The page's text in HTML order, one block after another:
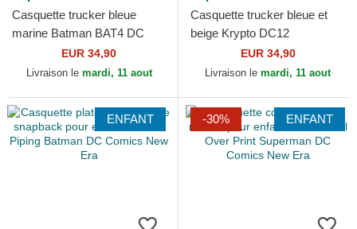
Casquette trucker bleue
marine Batman BAT4 DC
Comics Capslab
EUR 34,90
Livraison le mardi, 11 aout
Casquette trucker bleue et
beige Krypto DC12
PCTKRYPB DC Comics
Capslab
EUR 34,90
Livraison le mardi, 11 aout
ENFANT -30% ENFANT